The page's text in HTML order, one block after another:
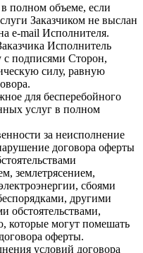
полном объеме, если
Заказчиком не выслан
e-mail Исполнителя.
Исполнитель
с подписями Сторон,
силу, равную
для бесперебойного
услуг в полном
за неисполнение
договора оферты
землетрясением,
сбоями
другими
обстоятельствами,
которые могут помешать
оферты.
условий договора